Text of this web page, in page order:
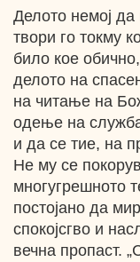
Делото немој да
твори го токму
било кое
делото на
на читање на
одење на
и да се тие, на
Не му се
многугрешното
постојано да
спокојсгво и
вечна пропаст.